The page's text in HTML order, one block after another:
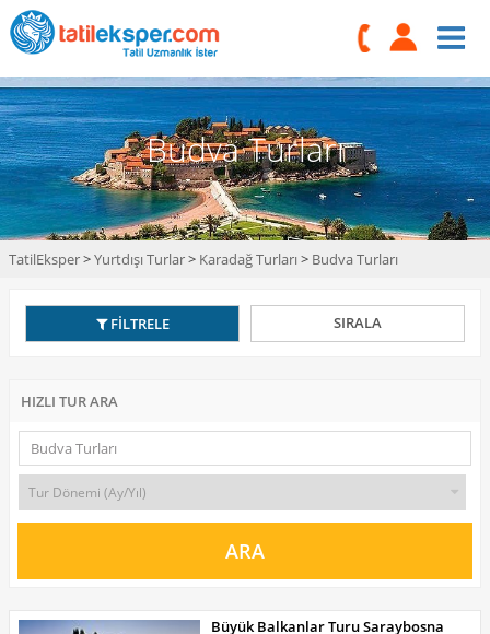
Budva Turları
TatilEksper>Yurtdışı Turlar> Karadağ Turları> Budva Turları
FİLTRELE SIRALA
HIZLI TUR ARA
Büyük Balkanlar Turu Saraybosna